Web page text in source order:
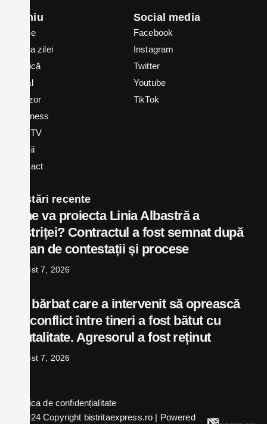
Meniu
Home
Știrea zilei
Politică
Local
In vizor
Business
Bex TV
Opinii
Contact
Social media
Facebook
Instagram
Twitter
Youtube
TikTok
Postări recente
Cine va proiecta Linia Albastră a
Bistriței? Contractul a fost semnat după
un an de contestații și procese
august 7, 2026
Un bărbat care a intervenit să oprească
un conflict între tineri a fost bătut cu
brutalitate. Agresorul a fost reținut
august 7, 2026
© 2024 Copyright bistritaexpress.ro | Powered
Politica de confidențialitate